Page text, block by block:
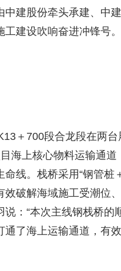
中建股份牵头承建、中
建设吹响奋进冲锋号。
＋700段合龙段在两
海上核心物料运输通
线。栈桥采用“钢管
效破解海域施工受潮位
说：“本次主线钢栈桥
通了海上运输通道，有